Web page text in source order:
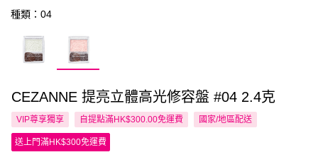
種類：04
CEZANNE 提亮立體高光修容盤 #04 2.4克
VIP尊享獨享 自提點滿HK$300.00免運費 國家/地區配送
送上門滿HK$300免運費